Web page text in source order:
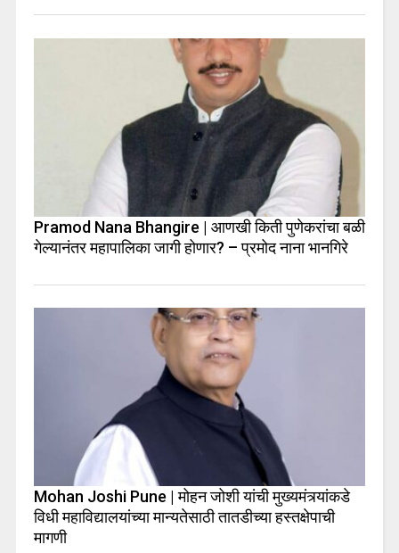
Pramod Nana Bhangire | आणखी किती पुणेकरांचा बळी
गेल्यानंतर महापालिका जागी होणार? – प्रमोद नाना भानगिरे
Mohan Joshi Pune | मोहन जोशी यांची मुख्यमंत्र्यांकडे
विधी महाविद्यालयांच्या मान्यतेसाठी तातडीच्या हस्तक्षेपाची
मागणी